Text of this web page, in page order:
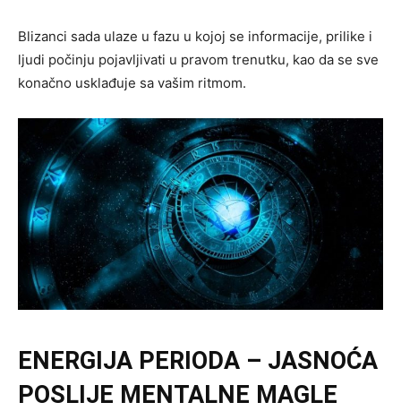
Blizanci sada ulaze u fazu u kojoj se informacije, prilike i
ljudi počinju pojavljivati u pravom trenutku, kao da se sve
konačno usklađuje sa vašim ritmom.
ENERGIJA PERIODA – JASNOĆA
POSLIJE MENTALNE MAGLE